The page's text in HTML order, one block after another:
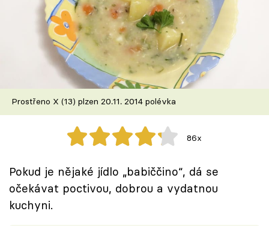
Články
TV Program
Škola vaření
Recepty z TV
Speciál: Cuketa
Sledujte prima+
Prostřeno X (13) plzen 20.11. 2014 polévka
86x
Pokud je nějaké jídlo „babiččino“, dá se
očekávat poctivou, dobrou a vydatnou
kuchyni.